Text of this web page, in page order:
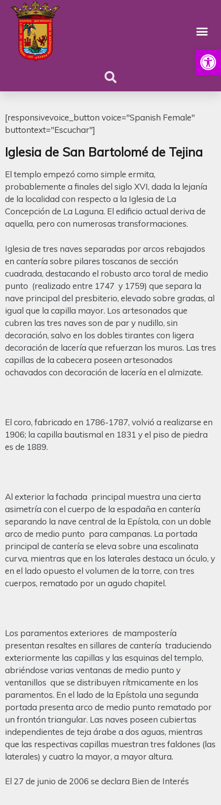
Abrir
[responsivevoice_button voice="Spanish Female"
buttontext="Escuchar"]
Iglesia de San Bartolomé de Tejina
El templo empezó como simple ermita,
probablemente a finales del siglo XVI, dada la lejanía
de la localidad con respecto a la Iglesia de La
Concepción de La Laguna. El edificio actual deriva de
aquella, pero con numerosas transformaciones.
Iglesia de tres naves separadas por arcos rebajados
en cantería sobre pilares toscanos de sección
cuadrada, destacando el robusto arco toral de medio
punto (realizado entre 1747 y 1759) que separa la
nave principal del presbiterio, elevado sobre gradas, al
igual que la capilla mayor. Los artesonados que
cubren las tres naves son de par y nudillo, sin
decoración, salvo en los dobles tirantes con ligera
decoración de lacería que refuerzan los muros. Las tres
capillas de la cabecera poseen artesonados
ochavados con decoración de lacería en el almizate.
El coro, fabricado en 1786-1787, volvió a realizarse en
1906; la capilla bautismal en 1831 y el piso de piedra
es de 1889.
Al exterior la fachada principal muestra una cierta
asimetría con el cuerpo de la espadaña en cantería
separando la nave central de la Epístola, con un doble
arco de medio punto para campanas. La portada
principal de cantería se eleva sobre una escalinata
curva, mientras que en los laterales destaca un óculo, y
en el lado opuesto el volumen de la torre, con tres
cuerpos, rematado por un agudo chapitel.
Los paramentos exteriores de mampostería
presentan resaltes en sillares de cantería traduciendo
exteriormente las capillas y las esquinas del templo,
abriéndose varias ventanas de medio punto y
ventanillos que se distribuyen rítmicamente en los
paramentos. En el lado de la Epístola una segunda
portada presenta arco de medio punto rematado por
un frontón triangular. Las naves poseen cubiertas
independientes de teja árabe a dos aguas, mientras
que las respectivas capillas muestran tres faldones (las
laterales) y cuatro la mayor, a mayor altura.
El 27 de junio de 2006 se declara Bien de Interés